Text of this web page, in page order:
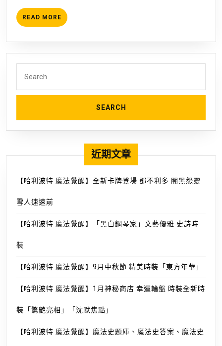
加
油！-
情
報-
魔
方
遊
士
尼
《美
與
獸》
&《仙
奇
綺
旅
公
主
的
美
瞬
間-
READ MORE READ
MORE
for:
近期文章
【哈利波特 魔法覺醒】全新卡牌登場 鄧不利多 闇黑怨靈
雪人速速前
【哈利波特 魔法覺醒】「黑白鋼琴家」文藝優雅 史詩時
裝
【哈利波特 魔法覺醒】9月中秋節 精美時裝「東方年華」
【哈利波特 魔法覺醒】1月神秘商店 幸運輪盤 時裝全新時
裝「驚艷亮相」「沈默焦點」
【哈利波特 魔法覺醒】魔法史題庫、魔法史答案、魔法史